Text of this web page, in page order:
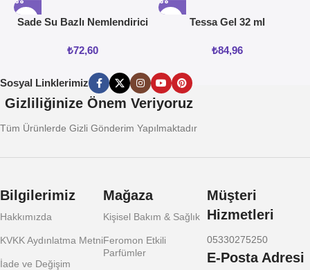
Sade Su Bazlı Nemlendirici
₺72,60
Tessa Gel 32 ml
₺84,96
Sosyal Linklerimiz
Gizliliğinize Önem Veriyoruz
Tüm Ürünlerde Gizli Gönderim Yapılmaktadır
Bilgilerimiz
Hakkımızda
KVKK Aydınlatma Metni
İade ve Değişim
Mağaza
Kişisel Bakım & Sağlık
Feromon Etkili
Parfümler
Müşteri
Hizmetleri
05330275250
E-Posta Adresi